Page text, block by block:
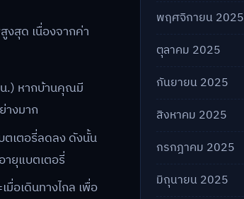
สุด เนื่องจากค่า
น.) หากบ้านคุณมี
างมาก
ตเตอรี่ลดลง ดังนั้น
ายุแบตเตอรี่
อเดินทางไกล เพื่อ
พฤศจิกายน 2025
ตุลาคม 2025
กันยายน 2025
สิงหาคม 2025
กรกฎาคม 2025
มิถุนายน 2025